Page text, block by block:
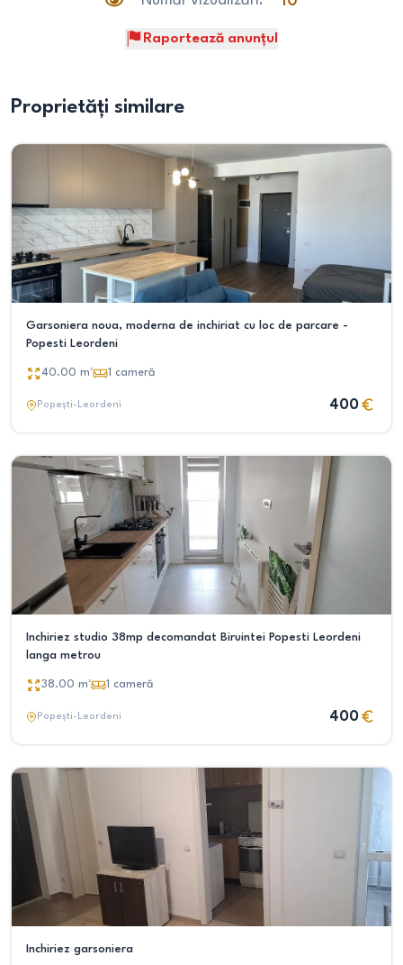
Raportează anunțul
Proprietăți similare
Garsoniera noua, moderna de inchiriat cu loc de parcare -
Popesti Leordeni
40.00 m² 1 cameră
Popești-Leordeni 400
Inchiriez studio 38mp decomandat Biruintei Popesti Leordeni
langa metrou
38.00 m² 1 cameră
Popești-Leordeni 400
Inchiriez garsoniera